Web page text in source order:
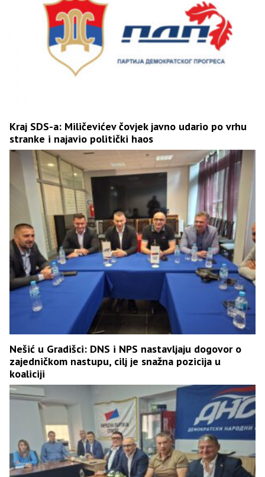
Kraj SDS-a: Miličevićev čovjek javno udario po vrhu
stranke i najavio politički haos
Nešić u Gradišci: DNS i NPS nastavljaju dogovor o
zajedničkom nastupu, cilj je snažna pozicija u
koaliciji